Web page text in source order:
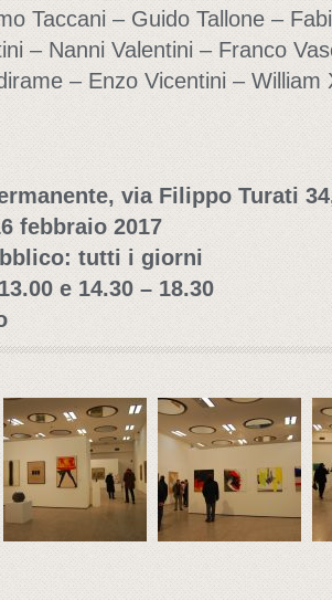
Taccani – Guido Tallone –
– Nanni Valentini – Franco
– Enzo Vicentini –
via Filippo Turati
febbraio 2017
tutti i giorni
e 14.30 – 18.30